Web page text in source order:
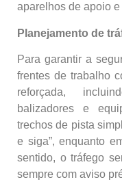
aparelhos de apoio
Planejamento de
Para garantir a
frentes de trabalho
reforçada,
balizadores e
trechos de pista
e siga”, enquanto
sentido, o tráfego
sempre com aviso